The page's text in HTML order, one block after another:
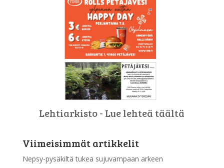
Lehtiarkisto - Lue lehteä täältä
Viimeisimmät artikkelit
Nepsy-pysäkiltä tukea sujuvampaan arkeen